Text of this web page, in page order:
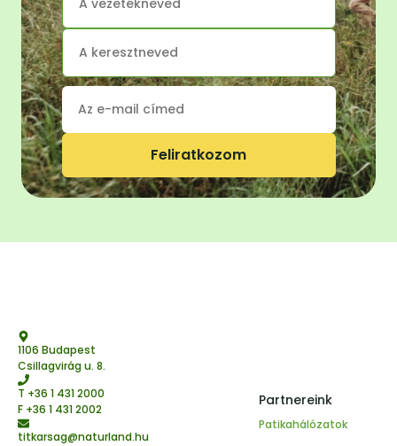
Feliratkozom
1106 Budapest
Csillagvirág u. 8.
T +36 1 431 2000
F +36 1 431 2002
titkarsag@naturland.hu
Partnereink
Patikahálózatok